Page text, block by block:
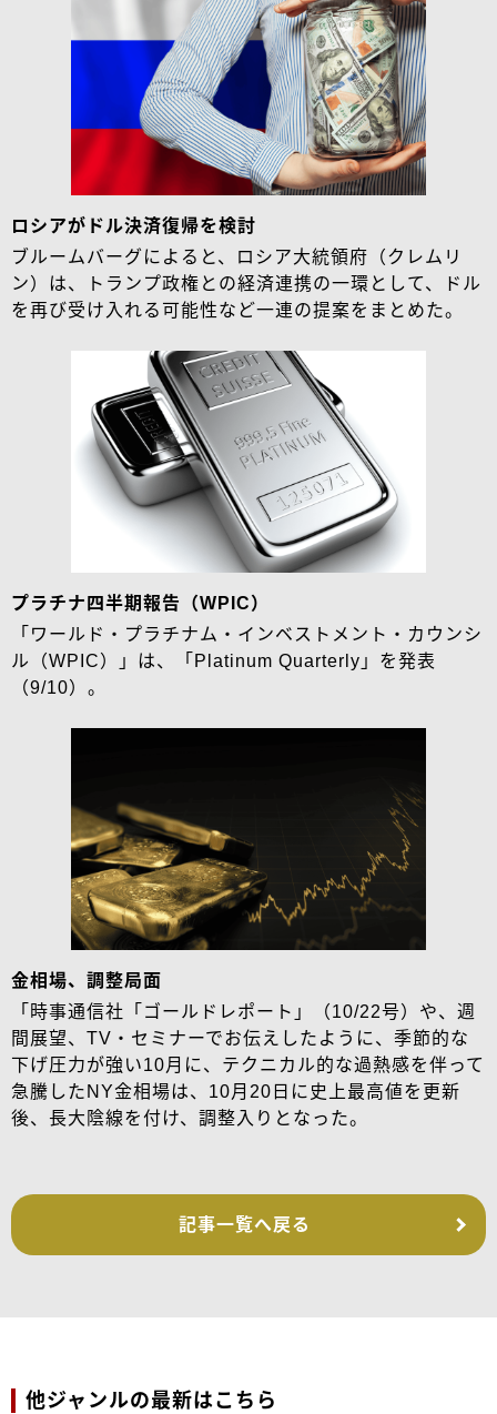
ロシアがドル決済復帰を検討
ブルームバーグによると、ロシア大統領府（クレムリ
ン）は、トランプ政権との経済連携の一環として、ドル
を再び受け入れる可能性など一連の提案をまとめた。
プラチナ四半期報告（WPIC）
「ワールド・プラチナム・インベストメント・カウンシ
ル（WPIC）」は、「Platinum Quarterly」を発表
（9/10）。
金相場、調整局面
「時事通信社「ゴールドレポート」（10/22号）や、週
間展望、TV・セミナーでお伝えしたように、季節的な
下げ圧力が強い10月に、テクニカル的な過熱感を伴って
急騰したNY金相場は、10月20日に史上最高値を更新
後、長大陰線を付け、調整入りとなった。
記事一覧へ戻る
他ジャンルの最新はこちら